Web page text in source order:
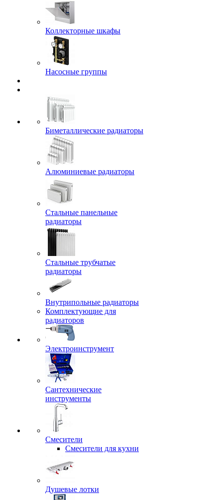
Коллекторные шкафы
Насосные группы
Биметаллические радиаторы
Алюминиевые радиаторы
Стальные панельные
радиаторы
Стальные трубчатые
радиаторы
Внутрипольные радиаторы
Комплектующие для
радиаторов
Электроинструмент
Сантехнические
инструменты
Смесители
Смесители для кухни
Душевые лотки